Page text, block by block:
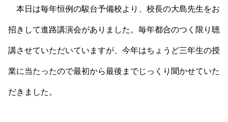
本日は毎年恒例の駿台予備校より、校長の大島先生をお
招きして進路講演会がありました。毎年都合のつく限り聴
講させていただいていますが、今年はちょうど三年生の授
業に当たったので最初から最後までじっくり聞かせていた
だきました。